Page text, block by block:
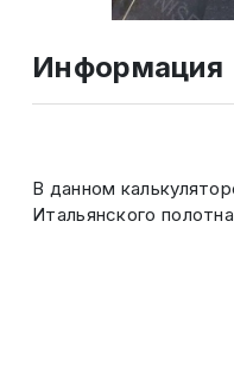
Информация
В данном
Итальянского